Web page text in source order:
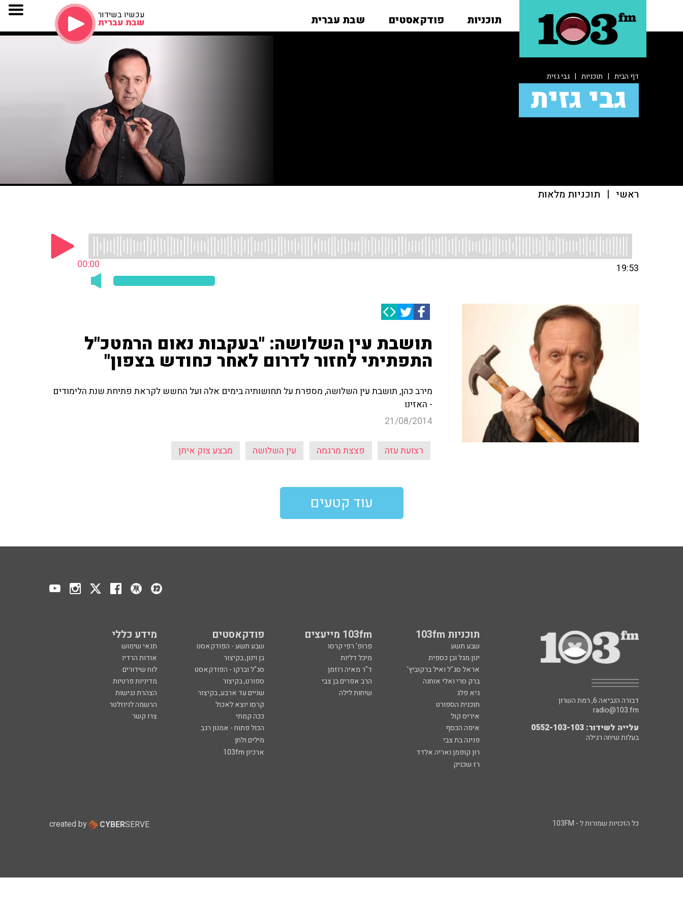
תוכניות פודקאסטים שבת עברית עכשיו בשידור
שבת עברית
דף הבית | תוכניות | גבי גזית
גבי גזית
ראשי | תוכניות מלאות
00:00 19:53
תושבת עין השלושה: "בעקבות נאום הרמטכ"ל
התפתיתי לחזור לדרום לאחר כחודש בצפון"
מירב כהן, תושבת עין השלושה, מספרת על תחושותיה בימים אלה ועל החשש לקראת פתיחת שנת הלימודים
- האזינו
21/08/2014
רצועת עזה פצצת מרגמה עין השלושה מבצע צוק איתן
עוד קטעים
תוכניות 103fm 103fm מייעצים פודקאסטים מידע כללי
שבע תשע פרופ' רפי קרסו שבע תשע - הפודקאסט
תנאי שימוש
ינון מגל ובן כספית
מיכל דליות בן וינון, בקיצור
אודות הרדיו
אראל סג"ל ואיל ברקוביץ'
ד"ר מאיה רוזמן סג"ל וברקו - הפודקאסט
לוח שידורים
ברק סרי ואלי אוחנה
הרב אפרים בן צבי ספורט, בקיצור
מדיניות פרטיות
גיא פלג
שיחות לילה שניים עד ארבע, בקיצור
הצהרת נגישות
תוכנית הספורט
קרסו יוצא לאכול
הרשמה לניוזלטר
איריס קול
ככה קמתי
צרו קשר
איפה הכסף
הכול פתוח - אמנון רגב
פנינה בת צבי
מילים ולחן
רון קופמן ואריה אלדד
ארכיון 103fm
רז שכניק
דבורה הנביאה 6, רמת השרון
radio@103.fm
עלייה לשידור: 0552-103-103
בעלות שיחה רגילה
כל הזכויות שמורות ל - 103FM created by CYBERSERVE